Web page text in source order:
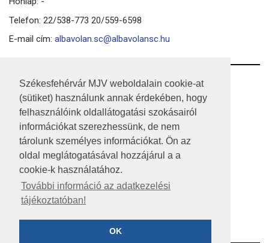
Székesfehérvár MJV weboldalain cookie-at
(sütiket) használunk annak érdekében, hogy
felhasználóink oldallátogatási szokásairól
információkat szerezhessünk, de nem
tárolunk személyes információkat. Ön az
oldal meglátogatásával hozzájárul a a
cookie-k használatához.
További információ az adatkezelési
tájékoztatóban!
OK
Telefon: 22/538-773 20/559-6598
E-mail cím: albavolan.sc@albavolansc.hu
RSS
A HONLAP 2017.03.31-I ÁLLAPOTA
JOGI NYILATKOZAT
IMPRESSZUM
KÖZÉRDEKŰ ADATOK